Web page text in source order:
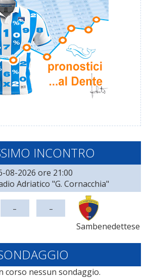
INCONTRO
08-2026 ore 21:00
Adriatico "G. Cornacchia"
- -
Sambenedettese
corso nessun sondaggio.